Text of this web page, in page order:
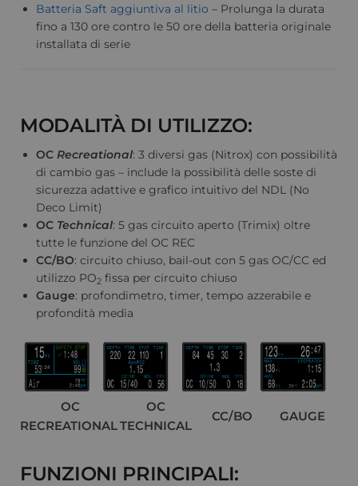
Batteria Saft aggiuntiva al litio – Prolunga la durata
fino a 130 ore contro le 50 ore della batteria originale
installata di serie
MODALITÀ DI UTILIZZO:
OC Recreational: 3 diversi gas (Nitrox) con possibilità
di cambio gas – include la possibilità delle soste di
sicurezza adattive e grafico intuitivo del NDL (No
Deco Limit)
OC Technical: 5 gas circuito aperto (Trimix) oltre
tutte le funzione del OC REC
CC/BO: circuito chiuso, bail-out con 5 gas OC/CC ed
utilizzo PO2 fissa per circuito chiuso
Gauge: profondimetro, timer, tempo azzerabile e
profondità media
OC
RECREATIONAL
OC
TECHNICAL
CC/BO GAUGE
FUNZIONI PRINCIPALI: